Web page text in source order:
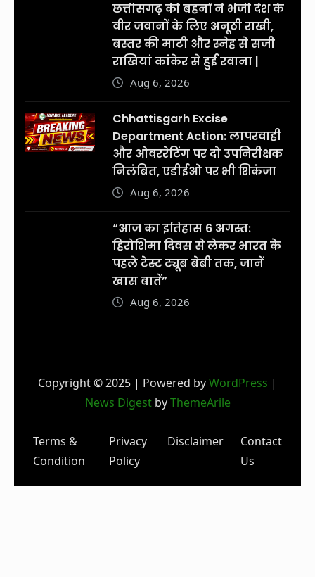
छत्तीसगढ़ की बहनों ने भेजी देश के
वीर जवानों के लिए अनूठी राखी,
बस्तर की माटी और स्नेह से सजी
राखियां कांकेर से हुईं रवाना |
Aug 6, 2026
Chhattisgarh Excise
Department Action: लापरवाही
और ओवररेटिंग पर दो उपनिरीक्षक
निलंबित, एडीईओ पर भी शिकंजा
Aug 6, 2026
“आज का इतिहास 6 अगस्त:
हिरोशिमा दिवस से लेकर भारत के
पहले टेस्ट ट्यूब बेबी तक, जानें
खास बातें”
Aug 6, 2026
Copyright © 2025 | Powered byWordPress |
News DigestbyThemeArile
Terms &
Condition
Privacy
Policy
Disclaimer
Contact
Us